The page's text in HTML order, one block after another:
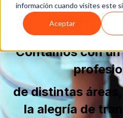
información cuando visites este
Aceptar
Nuestro
Contamos con
de distintas
la alegría de